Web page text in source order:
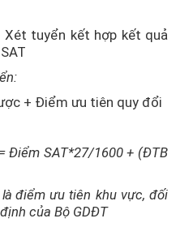
Xét tuyển kết hợp kết quả
+ Điểm ưu tiên quy đổi
SAT*27/1600 + (ĐTB
điểm ưu tiên khu vực, đối
của Bộ GDĐT